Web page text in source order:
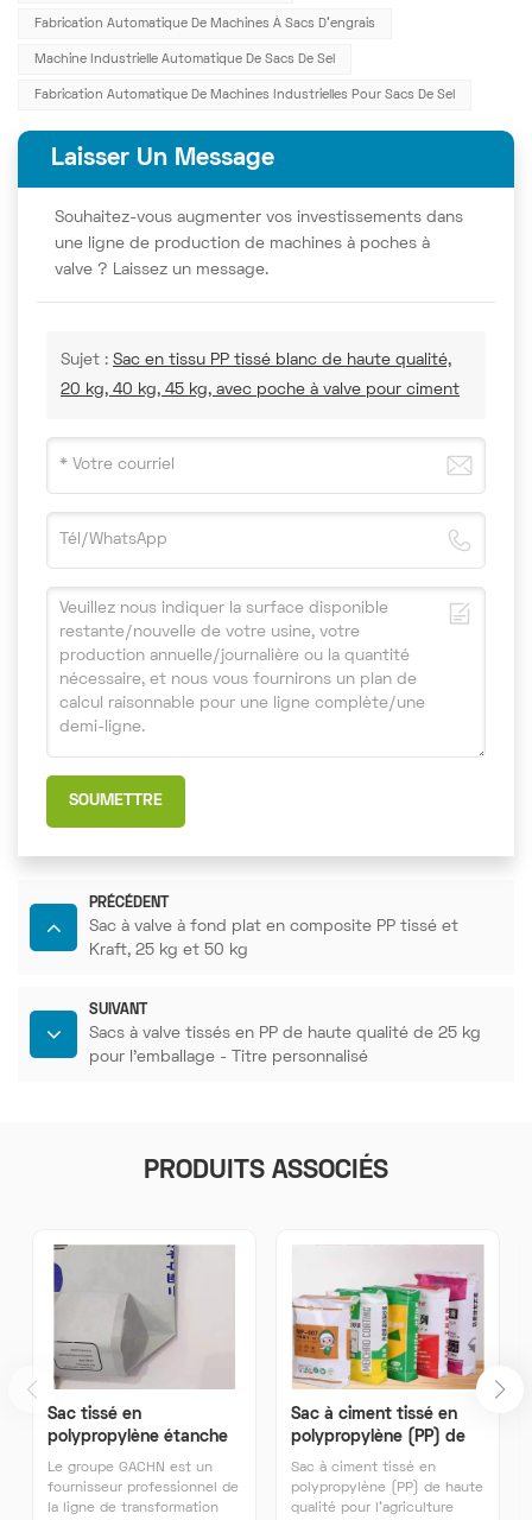
Fabrication Automatique De Machines À Sacs D'engrais
Machine Industrielle Automatique De Sacs De Sel
Fabrication Automatique De Machines Industrielles Pour Sacs De Sel
Laisser Un Message
Souhaitez-vous augmenter vos investissements dans
une ligne de production de machines à poches à
valve ? Laissez un message.
Sujet : Sac en tissu PP tissé blanc de haute qualité,
20 kg, 40 kg, 45 kg, avec poche à valve pour ciment
SOUMETTRE
PRÉCÉDENT
Sac à valve à fond plat en composite PP tissé et
Kraft, 25 kg et 50 kg
SUIVANT
Sacs à valve tissés en PP de haute qualité de 25 kg
pour l'emballage - Titre personnalisé
PRODUITS ASSOCIÉS
Sac tissé en
polypropylène étanche
avec poche pour valve,
25 kg
Le groupe GACHN est un
fournisseur professionnel de
la ligne de transformation
Sac à ciment tissé en
polypropylène (PP) de
haute qualité pour
l'agriculture, 50 kg.
Sac à ciment tissé en
polypropylène (PP) de haute
qualité pour l'agriculture